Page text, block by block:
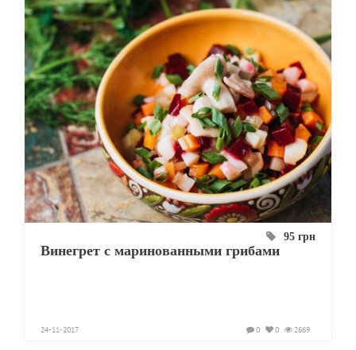
95 грн
Винегрет с маринованными грибами
24-11-2017 2669
0
0